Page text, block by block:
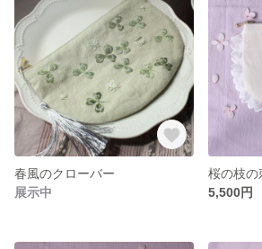
春風のクローバー
展示中
桜の枝の
5,500円